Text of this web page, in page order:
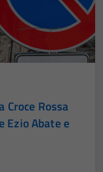
Rossa
Ezio Abate e